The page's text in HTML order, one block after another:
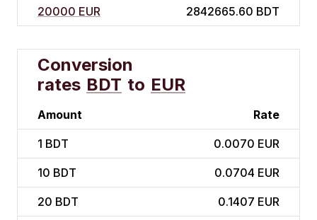
20000 EUR 2842665.60 BDT
Conversion
rates BDT to EUR
Amount Rate
1 BDT 0.0070 EUR
10 BDT 0.0704 EUR
20 BDT 0.1407 EUR